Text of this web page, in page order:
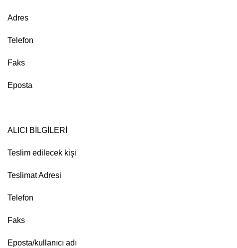
Adres
Telefon
Faks
Eposta
ALICI BİLGİLERİ
Teslim edilecek kişi
Teslimat Adresi
Telefon
Faks
Eposta/kullanıcı adı